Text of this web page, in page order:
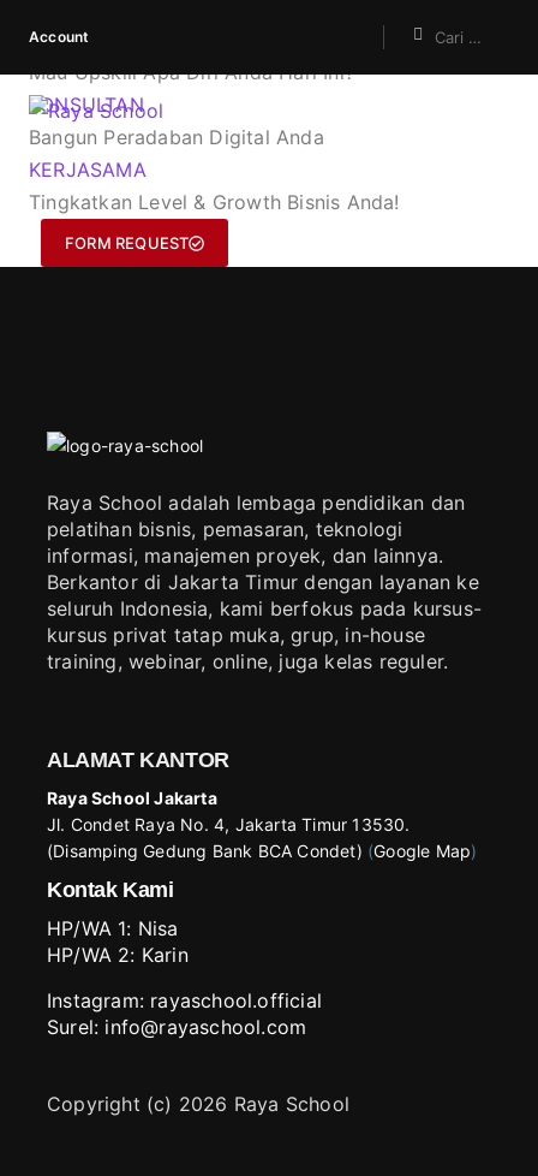
Account
KURSUS
Mau Upskill Apa Diri Anda Hari Ini?
KONSULTAN
Bangun Peradaban Digital Anda
KERJASAMA
Tingkatkan Level & Growth Bisnis Anda!
FORM REQUEST
Raya School adalah lembaga pendidikan dan
pelatihan bisnis, pemasaran, teknologi
informasi, manajemen proyek, dan lainnya.
Berkantor di Jakarta Timur dengan layanan ke
seluruh Indonesia, kami berfokus pada kursus-
kursus privat tatap muka, grup, in-house
training, webinar, online, juga kelas reguler.
ALAMAT KANTOR
Raya School Jakarta
Jl. Condet Raya No. 4, Jakarta Timur 13530.
(Disamping Gedung Bank BCA Condet) (Google Map)
Kontak Kami
HP/WA 1: Nisa
HP/WA 2: Karin
Instagram: rayaschool.official
Surel: info@rayaschool.com
Copyright (c) 2026 Raya School